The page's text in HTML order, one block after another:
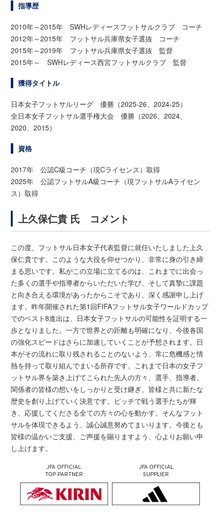
指導歴
2010年～2015年 SWHレディースフットサルクラブ コーチ
2012年～2015年 フットサル兵庫県女子選抜 コーチ
2015年～2019年 フットサル兵庫県女子選抜 監督
2015年～ SWHレディース西宮フットサルクラブ 監督
獲得タイトル
日本女子フットサルリーグ 優勝（2025-26、2024-25）
全日本女子フットサル選手権大会 優勝（2026、2024、
2020、2015）
資格
2017年 公認C級コーチ（現Cライセンス）取得
2025年 公認フットサルA級コーチ（現フットサルAライセン
ス）取得
上久保仁貴 氏 コメント
この度、フットサル日本女子代表監督に就任いたしました上久
保仁貴です。このような大役を仰せつかり、非常に身の引き締
まる思いです。私がこの立場に立てるのは、これまでに出会っ
た多くの選手や指導者からいただいた学び、そして真摯に課題
と向き合える環境があったからこそであり、深く感謝申し上げ
ます。昨年開催された第1回FIFAフットサル女子ワールドカップ
でのベスト8進出は、日本女子フットサルの可能性を証明する一
歩となりました。一方で世界との距離も明確になり、今後各国
の強化スピードはさらに加速していくことが予想されます。日
本がその流れに取り残されることのないよう、常に危機感と情
熱を持って取り組んでまいる所存です。これまで日本の女子フ
ットサル界を築き上げてこられた先人の方々、選手、指導者、
関係者の皆様の想いをしっかりと受け継ぎ、皆様と共に新たな
歴史を創り上げていく決意です。ピッチで戦う選手たちが輝
き、応援してくださる全ての方々の心を動かす。そんなフット
サルを体現できるよう、誠心誠意努めてまいります。今後とも
皆様の温かいご支援、ご声援を賜りますよう、心よりお願い申
し上げます。
JFA OFFICIAL
TOP PARTNER
JFA OFFICIAL
SUPPLIER